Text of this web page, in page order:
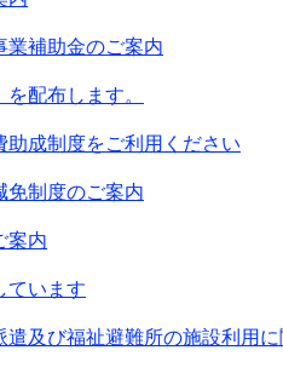
業補助金のご案内
配布します。
成制度をご利用ください
免制度のご案内
案内
ています
及び福祉避難所の施設利用